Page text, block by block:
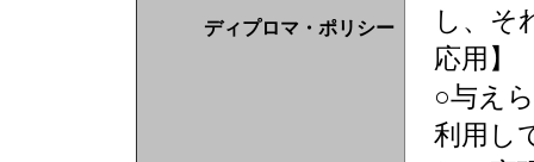
ディプロマ・ポリシー
し、そ
応用】
○与え
利用し